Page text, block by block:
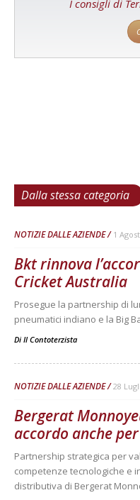
I consigli di
Dalla stessa categoria
NOTIZIE DALLE AZIENDE 1
Bkt rinnova
Cricket Australia
Prosegue la partnership di
pneumatici indiano e la Big
Di Il Contoterzista
NOTIZIE DALLE AZIENDE 28
Bergerat
accordo anche
Partnership strategica per
competenze tecnologiche e
distributiva di Bergerat